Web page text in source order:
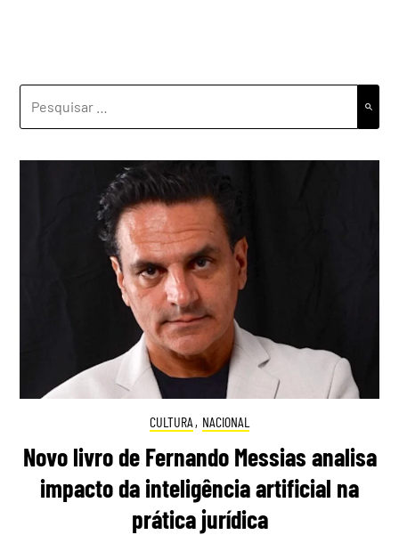
POR:
CULTURA , NACIONAL
Novo livro de Fernando Messias analisa
impacto da inteligência artificial na
prática jurídica